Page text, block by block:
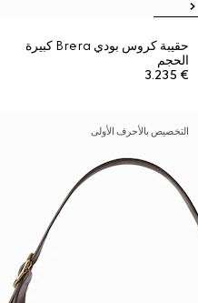
حقيبة كروس بودي Brera كبيرة
الحجم
€ 3.235
التخصيص بالأحرف الأولى